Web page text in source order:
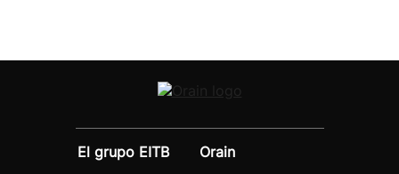
El grupo EITB
Orain